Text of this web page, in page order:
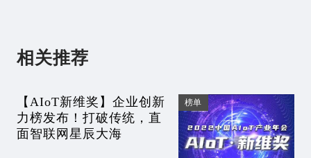
相关推荐
【AIoT新维奖】企业创新
力榜发布！打破传统，直
面智联网星辰大海
榜单